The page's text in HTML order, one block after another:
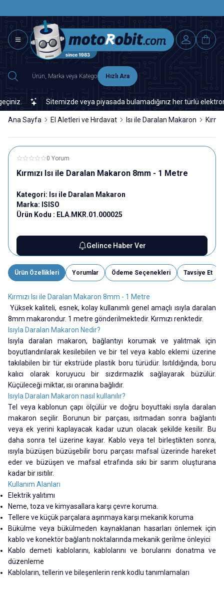
Hızlı Ara
Sitemizde veya piyasada bulamadığınız her türlü
Ana Sayfa El Aletleri ve Hırdavat Isı ile Daralan Makaron
0 Yorum
Kırmızı Isı ile Daralan Makaron 8mm - 1 Metre
Kategori: Isı ile Daralan Makaron
Marka: ISISO
Ürün Kodu : ELA.MKR.01.000025
Gelince Haber Ver
Ürün Özellikleri Yorumlar Ödeme Seçenekleri Tavsiye Et
Kırmızı Isı ile Daralan Makaron 8mm - 1 Metre
Yüksek kaliteli, esnek, kolay kullanımlı genel amaçlı ısıyla daralan
8mm makarondur. 1 metre gönderilmektedir. Kırmızı renktedir.
Isıyla Daralan Makaron Nedir?
Isıyla daralan makaron, bağlantıyı korumak ve yalıtmak için
boyutlandırılarak kesilebilen ve bir tel veya kablo eklemi üzerine
takılabilen bir tür ekstrüde plastik boru türüdür. Isıtıldığında, boru
kalıcı olarak koruyucu bir sızdırmazlık sağlayarak büzülür.
Küçüleceği miktar, ısı oranına bağlıdır.
Isıyla Daralan Makaron nasıl kullanılır?
Tel veya kablonun çapı ölçülür ve doğru boyuttaki ısıyla daralan
makaron seçilir. Borunun bir parçası, ısıtmadan sonra bağlantı
veya ek yerini kaplayacak kadar uzun olacak şekilde kesilir. Bu
daha sonra tel üzerine kayar. Kablo veya tel birleştikten sonra,
ısıyla büzüşen büzüşebilir boru parçası mafsal üzerinde hareket
eder ve büzüşen ve mafsal etrafında sıkı bir sarım oluşturana
kadar bir ısıtılır.
Kullanım Alanları
Elektrik yalıtımı
Neme, toza ve kimyasallara karşı çevre koruma.
Tellere ve küçük parçalara aşınmaya karşı mekanik koruma
Bükülme veya bükülmeden kaynaklanan hasarları önlemek için
kablo ve konektör bağlantı noktalarında mekanik gerilme önleyici
Kablo demeti kablolarını, kablolarını ve borularını donatma ve
düzenleme
Kabloların, tellerin ve bileşenlerin renk kodlu tanımlamaları